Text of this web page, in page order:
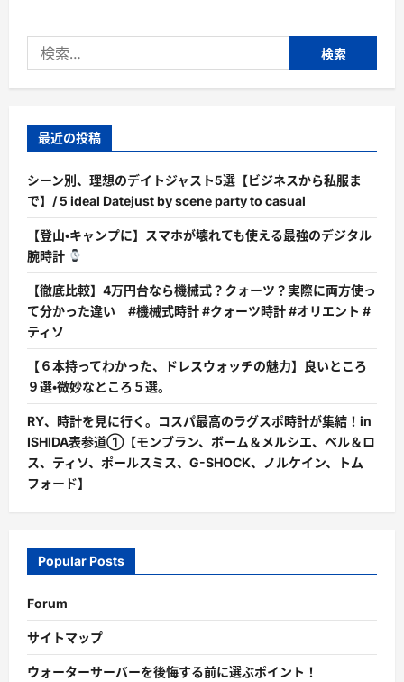
索:
最近の投稿
シーン別、理想のデイトジャスト5選【ビジネスから私服ま
で】/ 5 ideal Datejust by scene party to casual
【登山・キャンプに】スマホが壊れても使える最強のデジタル
腕時計
【徹底比較】4万円台なら機械式？クォーツ？実際に両方使っ
て分かった違い #機械式時計 #クォーツ時計 #オリエント #
ティソ
【６本持ってわかった、ドレスウォッチの魅力】良いところ
９選・微妙なところ５選。
RY、時計を見に行く。コスパ最高のラグスポ時計が集結！in
ISHIDA表参道①【モンブラン、ボーム＆メルシエ、ベル＆ロ
ス、ティソ、ポールスミス、G-SHOCK、ノルケイン、トム
フォード】
Popular Posts
Forum
サイトマップ
ウォーターサーバーを後悔する前に選ぶポイント！